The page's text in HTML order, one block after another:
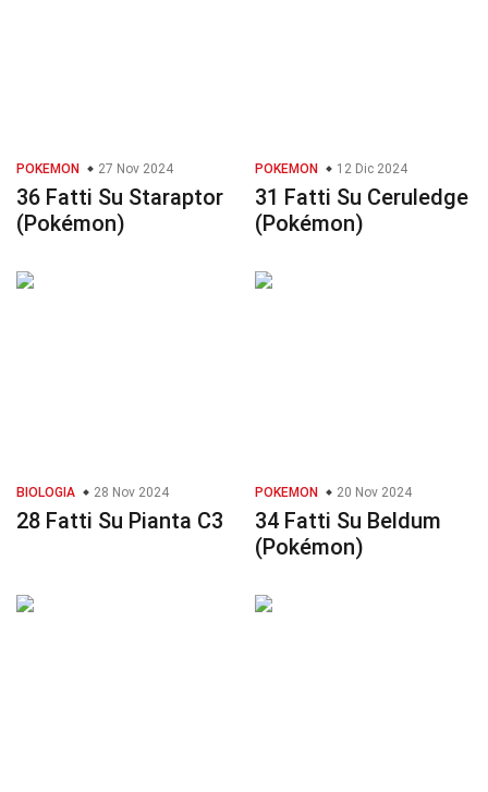
POKEMON 27 Nov 2024
36 Fatti Su Staraptor
(Pokémon)
POKEMON 12 Dic 2024
31 Fatti Su Ceruledge
(Pokémon)
BIOLOGIA 28 Nov 2024
28 Fatti Su Pianta C3
POKEMON 20 Nov 2024
34 Fatti Su Beldum
(Pokémon)